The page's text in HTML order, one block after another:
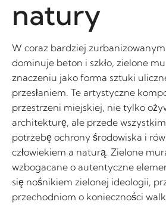
natury
W coraz bardziej
dominuje beton i szkło, zielone
znaczeniu jako forma sztuki
przesłaniem. Te artystyczne
przestrzeni miejskiej, nie tylko
architekturę, ale przede
potrzebę ochrony środowiska i
człowiekiem a naturą. Zielone
wzbogacane o autentyczne
się nośnikiem zielonej ideologii,
przechodniom o konieczności